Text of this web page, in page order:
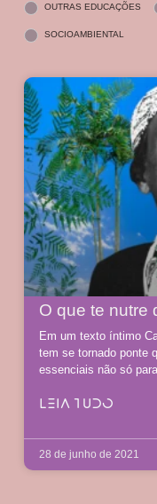
OUTRAS EDUCAÇÕES
SOCIOAMBIENTAL
O que te nutre
Em um texto íntimo
tem se tornado ponte
essenciais não só
LEIA TUDO
28 de junho de 2021